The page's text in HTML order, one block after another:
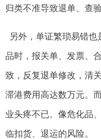
归类不准导致退单、查
另外，单证繁琐易错
品时，报关单、发票、
致，反复退单修改，清
滞港费用高达数万元。
业头疼不已。像危化品
临扣货、退运的风险。